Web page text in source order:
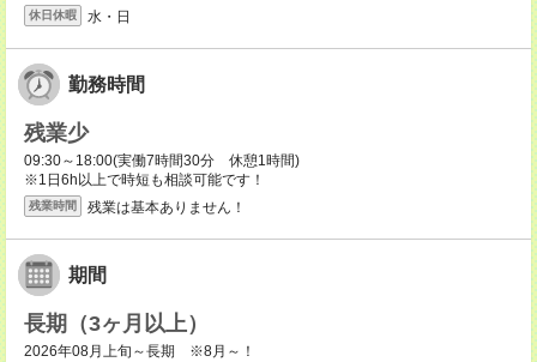
休日休暇 水・日
勤務時間
残業少
09:30～18:00(実働7時間30分 休憩1時間)
※1日6h以上で時短も相談可能です！
残業時間 残業は基本ありません！
期間
長期（3ヶ月以上）
2026年08月上旬～長期 ※8月～！